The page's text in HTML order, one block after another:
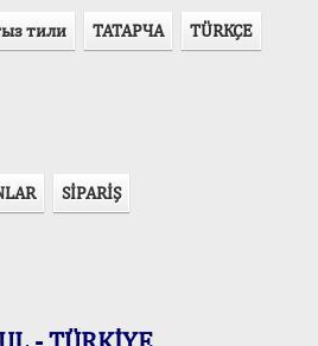
тили ТАТАРЧА TÜRKÇE
SİPARİŞ